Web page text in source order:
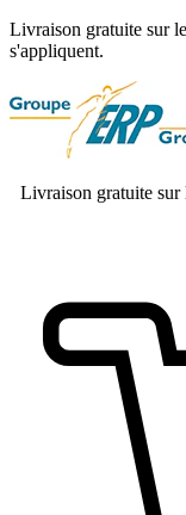
Livraison gratuite sur
s'appliquent.
Livraison gratuite sur